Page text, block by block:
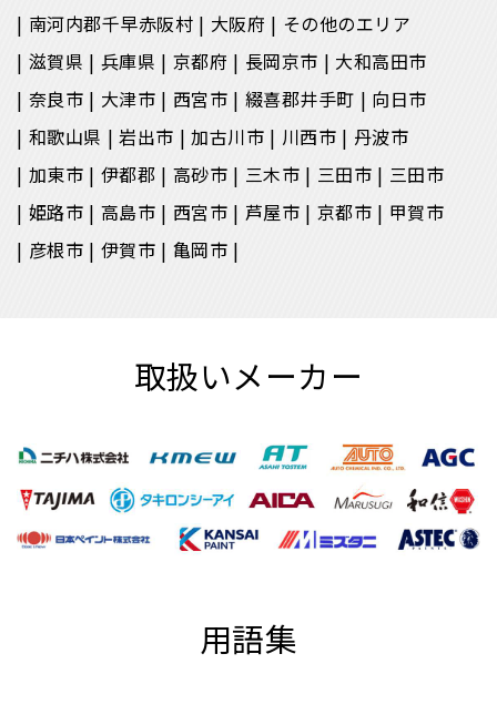
南河内郡千早赤阪村
大阪府
その他のエリア
滋賀県
兵庫県 京都府 長岡京市
大和高田市
奈良市
大津市 西宮市 綴喜郡井手町
向日市
和歌山県
岩出市 加古川市 川西市
丹波市
加東市
伊都郡 高砂市 三木市 三田市
三田市
姫路市
高島市 西宮市 芦屋市 京都市
甲賀市
彦根市
伊賀市 亀岡市
取扱いメーカー
用語集